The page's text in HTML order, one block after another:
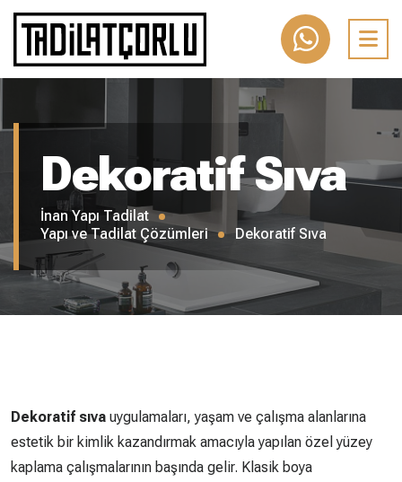
Dekoratif Sıva
İnan Yapı Tadilat
Yapı ve Tadilat Çözümleri
Dekoratif Sıva
Dekoratif sıva uygulamaları, yaşam ve çalışma alanlarına
estetik bir kimlik kazandırmak amacıyla yapılan özel yüzey
kaplama çalışmalarının başında gelir. Klasik boya